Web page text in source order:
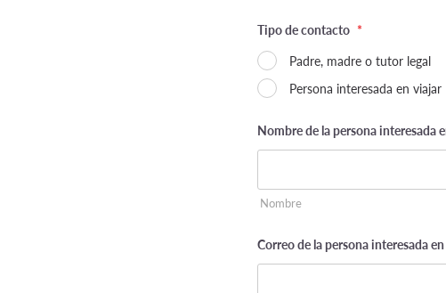
Tipo de contacto *
Padre, madre o tutor legal
Persona interesada en viajar
Nombre de la persona interesada
Nombre
Correo de la persona interesada